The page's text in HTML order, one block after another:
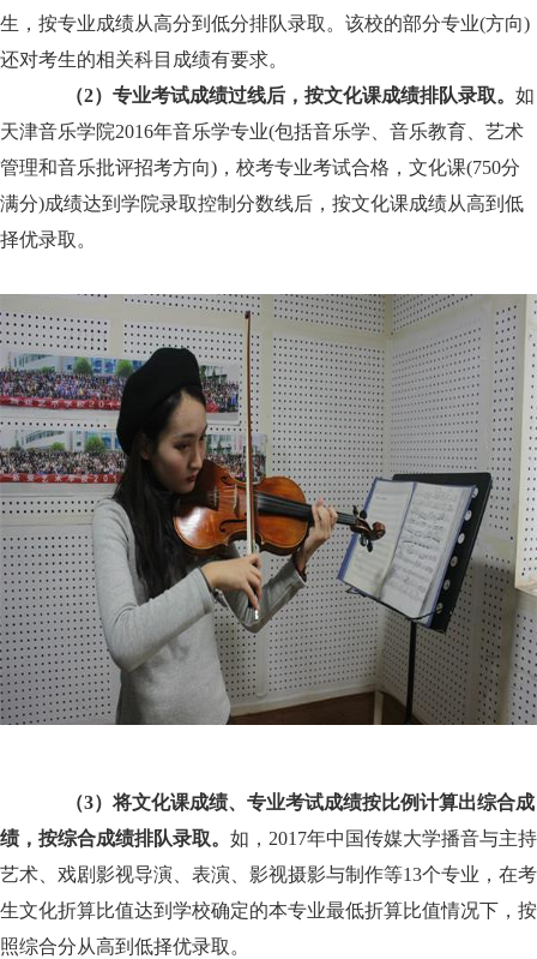
生，按专业成绩从高分到低分排队录取。该校的部分专业(方向)
还对考生的相关科目成绩有要求。
（2）专业考试成绩过线后，按文化课成绩排队录取。 如
天津音乐学院2016年音乐学专业(包括音乐学、音乐教育、艺术
管理和音乐批评招考方向)，校考专业考试合格，文化课(750分
满分)成绩达到学院录取控制分数线后，按文化课成绩从高到低
择优录取。
（3）将文化课成绩、专业考试成绩按比例计算出综合成
绩，按综合成绩排队录取。 如，2017年中国传媒大学播音与主持
艺术、戏剧影视导演、表演、影视摄影与制作等13个专业，在考
生文化折算比值达到学校确定的本专业最低折算比值情况下，按
照综合分从高到低择优录取。